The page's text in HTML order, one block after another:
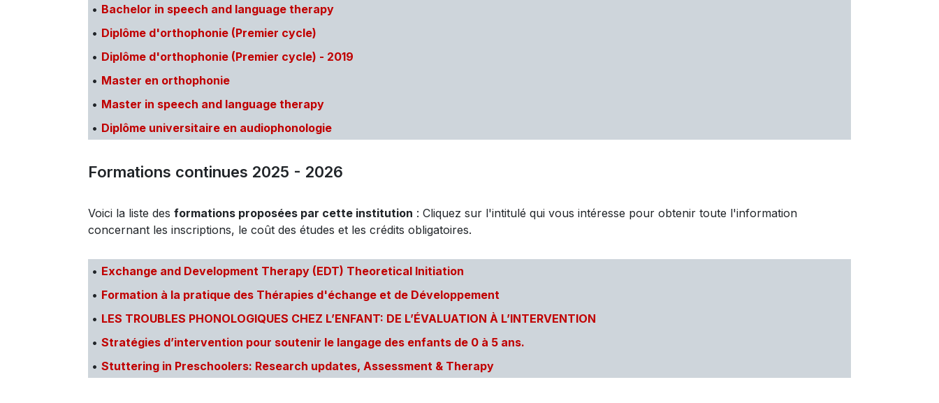
• Bachelor in speech and language therapy
• Diplôme d'orthophonie (Premier cycle)
• Diplôme d'orthophonie (Premier cycle) - 2019
• Master en orthophonie
• Master in speech and language therapy
• Diplôme universitaire en audiophonologie
Formations continues 2025 - 2026
Voici la liste des formations proposées par cette institution : Cliquez sur l'intitulé qui vous intéresse pour obtenir toute l'information
concernant les inscriptions, le coût des études et les crédits obligatoires.
• Exchange and Development Therapy (EDT) Theoretical Initiation
• Formation à la pratique des Thérapies d'échange et de Développement
• LES TROUBLES PHONOLOGIQUES CHEZ L’ENFANT: DE L’ÉVALUATION À L’INTERVENTION
• Stratégies d’intervention pour soutenir le langage des enfants de 0 à 5 ans.
• Stuttering in Preschoolers: Research updates, Assessment & Therapy